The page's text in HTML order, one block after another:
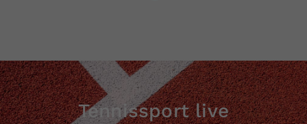
Tennissport live